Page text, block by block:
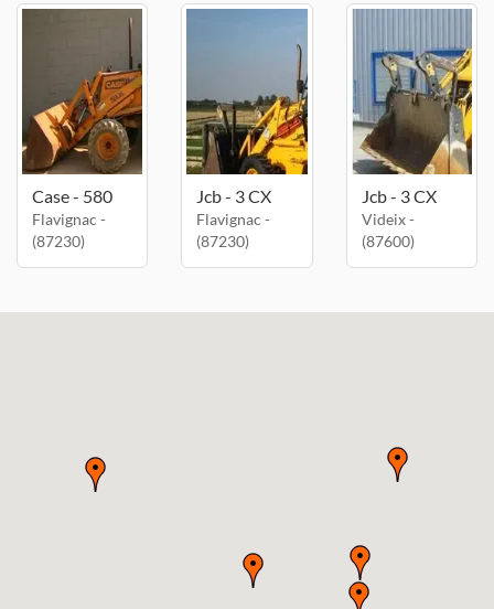
Case - 580
Flavignac -
(87230)
Jcb - 3 CX
Flavignac -
(87230)
Jcb - 3 CX
Videix -
(87600)